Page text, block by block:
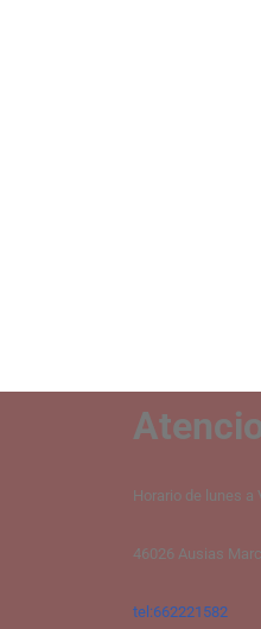
Horario de lunes a
46026 Ausias
tel:662221582